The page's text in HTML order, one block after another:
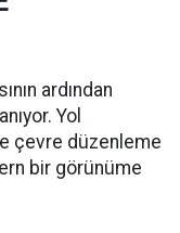
ardından
Yol
çevre düzenleme
bir görünüme